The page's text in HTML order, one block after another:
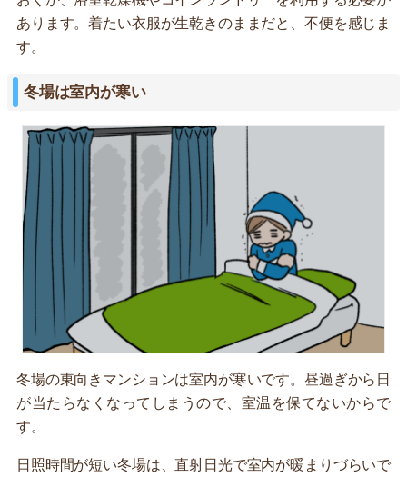
あります。着たい衣服が生乾きのままだと、不便を感じま
す。
冬場は室内が寒い
冬場の東向きマンションは室内が寒いです。昼過ぎから日
が当たらなくなってしまうので、室温を保てないからで
す。
日照時間が短い冬場は、直射日光で室内が暖まりづらいで